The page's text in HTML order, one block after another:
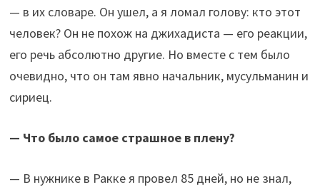
— в их словаре. Он ушел, а я ломал голову: кто этот
человек? Он не похож на джихадиста — его реакции,
его речь абсолютно другие. Но вместе с тем было
очевидно, что он там явно начальник, мусульманин и
сириец.
— Что было самое страшное в плену?
— В нужнике в Ракке я провел 85 дней, но не знал,